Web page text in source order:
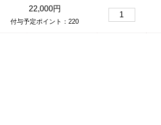
22,000円
付与予定ポイント：220